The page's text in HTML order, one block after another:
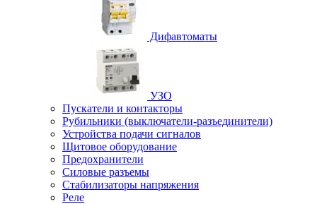
Дифавтоматы
УЗО
Пускатели и контакторы
Рубильники (выключатели-разъединители)
Устройства подачи сигналов
Щитовое оборудование
Предохранители
Силовые разъемы
Стабилизаторы напряжения
Реле